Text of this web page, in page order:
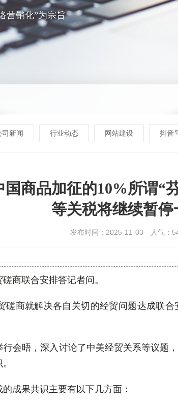
营销化”为宗旨
司新闻 行业动态 网站建设 抖音
商品加征的10%所谓“
等关税将继续暂停
发布时间：2025-11-03 人气：
商联合安排答记者问。
磋商就解决各自关切的经贸问题达成联
会晤，深入讨论了中美经贸关系等议题
成果共识主要有以下几方面：